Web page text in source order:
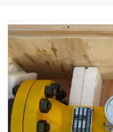
硝酸尾气分离器
高炉煤气过滤器
化工盐酸气聚结器